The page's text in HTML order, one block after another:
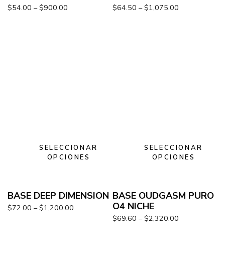
$54.00 – $900.00 $64.50 – $1,075.00
SELECCIONAR
OPCIONES
BASE DEEP DIMENSION
$72.00 – $1,200.00
SELECCIONAR
OPCIONES
BASE OUDGASM PURO
O4 NICHE
$69.60 – $2,320.00